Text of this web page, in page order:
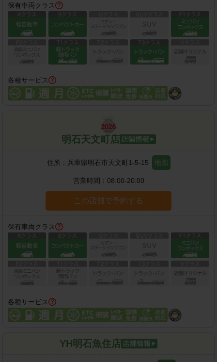
保有車両クラス
各種サービス
明石天文町店
住所： 兵庫県明石市天文町1-5-15 地図
営業時間： 08:00-20:00
この店舗で予約する
保有車両クラス
各種サービス
YH明石魚住店